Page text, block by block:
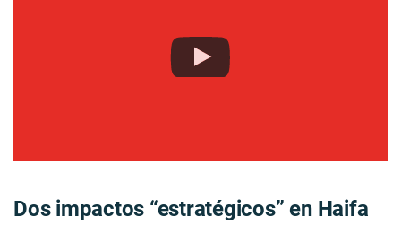
Dos impactos “estratégicos” en Haifa